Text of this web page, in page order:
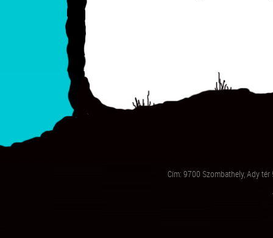
Cím: 9700 Szombathely, Ady